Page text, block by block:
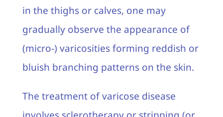
in the thighs or calves, one may
gradually observe the appearance of
(micro-) varicosities forming reddish or
bluish branching patterns on the skin.
The treatment of varicose disease